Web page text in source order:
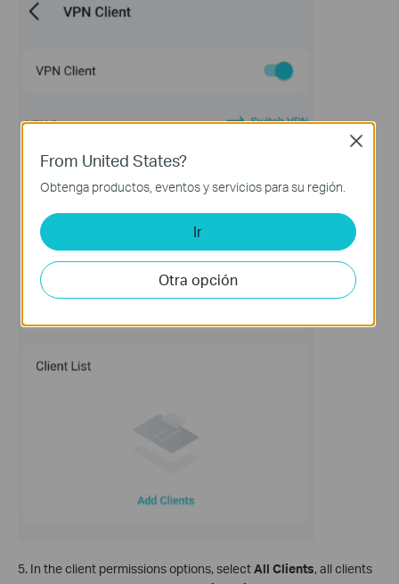
5. In the client permissions options, selectAll Clients, all clients
From United States?
Obtenga productos, eventos y servicios para su región.
Ir
Otra opción
Close